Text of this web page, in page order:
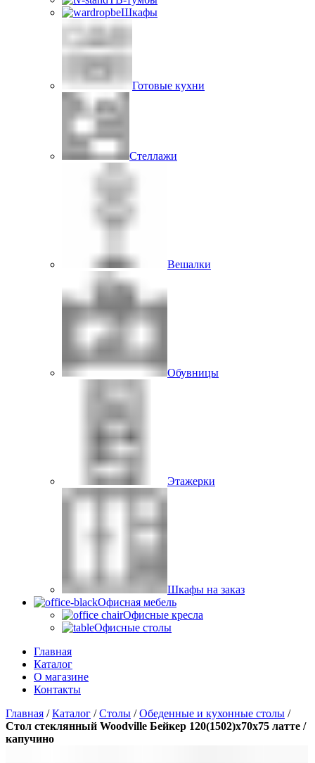
Шкафы
Готовые кухни
Стеллажи
Вешалки
Обувницы
Этажерки
Шкафы на заказ
Офисная мебель
Офисные кресла
Офисные столы
Главная
Каталог
О магазине
Контакты
Главная /Каталог /Столы /Обеденные и кухонные столы /
Стол стеклянный Woodville Бейкер 120(1502)х70х75 латте /
капучино